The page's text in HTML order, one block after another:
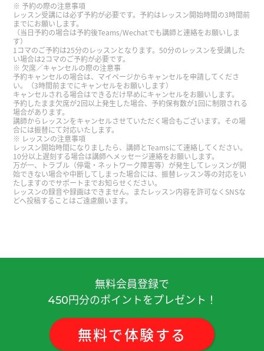
淡。( 女性 )
( 女性 )
休假的时候觉得时间过得很快。( 女性 )
好久不见了，下次也期待和你一起上课！( 40代 女
性 )
ありがとうございます 語彙力つけまっす( 50代 男
性 )
好久不见、今天聊得很开心、谢谢老师。期待下次
( 40代 男性 )
いつも楽しく会話しています。こちらの話を色々覚
えてくれてありがとうございます！( 40代 男性 )
予約の際の注意事項
レッスン受講には必ず予約が必要です。予約はレッスン開始時間の3時間前
までにお願いします。
（当日予約の場合は予約後Teams/Wechatでも講師と連絡をお願いしま
す）
1コマのご予約は25分のレッスンとなります。50分のレッスンを受講した
い場合は2コマのご予約が必要です。
欠席／キャンセルの際の注意事
予約キャンセルの場合は、マイページからキャンセルを申請してくださ
い。（3時間前までにキャンセルをお願いします）
キャンセルされる場合はできるだけ早めにキャンセルをお願いします。
予約したまま欠席が2回以上発生した場合、予約保有数が1回に制限される
場合があります。
講師からレッスンをキャンセルさせていただく場合もございます。その場
合には振替にて対応いたします。
レッスンの注意事項
レッスン開始時間になりましたら、講師とTeamsにて連絡してください。
10分以上遅刻する場合は講師へメッセージ連絡をお願いします。
万が一、トラブル（停電・ネットワーク障害等）が発生してレッスンが開
始できない場合や中断してしまった場合には、振替レッスン等の対応をい
たしますのでサポートまでお知らせください。
レッスンの録音や録画はできません。またレッスン内容を許可なくSNSな
どへ投稿することはご遠慮願います。
無料会員登録で
450円分のポイントをプレゼント！
無料で体験する